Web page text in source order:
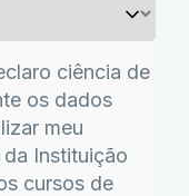
ciência de
os dados
meu
Instituição
cursos de